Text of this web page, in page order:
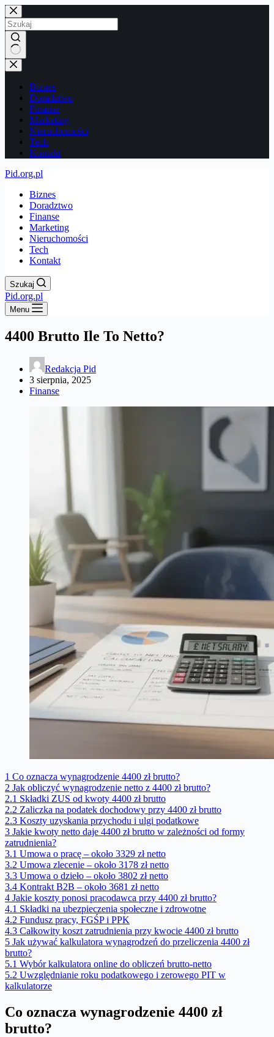
Przejdź
do
treści
Brak
wyników
Biznes
Doradztwo
Finanse
Marketing
Nieruchomości
Tech
Kontakt
Pid.org.pl
Biznes
Doradztwo
Finanse
Marketing
Nieruchomości
Tech
Kontakt
Szukaj
Pid.org.pl
Menu
4400 Brutto Ile To Netto?
Redakcja Pid
3 sierpnia, 2025
Finanse
1 Co oznacza wynagrodzenie 4400 zł brutto?
2 Jak obliczyć wynagrodzenie netto z 4400 zł brutto?
2.1 Składki ZUS od kwoty 4400 zł brutto
2.2 Zaliczka na podatek dochodowy przy 4400 zł brutto
2.3 Koszty uzyskania przychodu i ulgi podatkowe
3 Jakie kwoty netto daje 4400 zł brutto w zależności od formy
zatrudnienia?
3.1 Umowa o pracę – około 3329 zł netto
3.2 Umowa zlecenie – około 3178 zł netto
3.3 Umowa o dzieło – około 3802 zł netto
3.4 Kontrakt B2B – około 3681 zł netto
4 Jakie koszty ponosi pracodawca przy 4400 zł brutto?
4.1 Składki na ubezpieczenia społeczne i zdrowotne
4.2 Fundusz pracy, FGŚP i PPK
4.3 Całkowity koszt zatrudnienia przy kwocie 4400 zł brutto
5 Jak używać kalkulatora wynagrodzeń do przeliczenia 4400 zł
brutto?
5.1 Wybór kalkulatora online do obliczeń brutto-netto
5.2 Uwzględnianie roku podatkowego i zerowego PIT w
kalkulatorze
Co oznacza wynagrodzenie 4400 zł
brutto?